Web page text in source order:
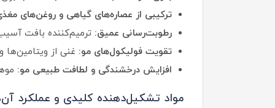
ترکیبی از عصاره‌های گیاهی و روغن‌های
رطوبت‌رسانی عمیق: ترمیم‌کننده بافت
تقویت فولیکول‌های مو: غنی از
افزایش درخشندگی و لطافت طبیعی مو:
مواد تشکیل‌دهنده کلیدی و عملکرد